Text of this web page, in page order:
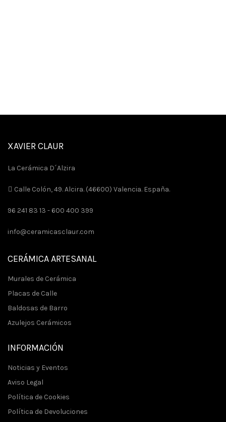
XAVIER CLAUR
La Cerámica D´Alzira
Calle Colón, 49. Alcira. (46600) Valencia. España.
96 241 83 13 - 600 400 399
info@ceramicasclaur.com
CERÁMICA ARTESANAL
Murales de Cerámica
Placas de Calle
Baldosas de Barro
Azulejos Cerámicos
INFORMACIÓN
Noticias y Eventos
Aviso Legal
Política de Cookies
Política de Devoluciones